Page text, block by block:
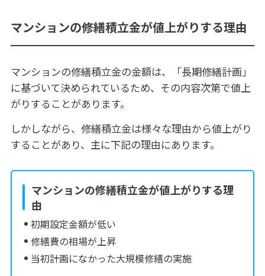
マンションの修繕積立金が値上がりする理由
マンションの修繕積立金の金額は、「長期修繕計画」
に基づいて決められているため、その内容次第で値上
がりすることがあります。
しかしながら、修繕積立金は様々な理由から値上がり
することがあり、主に下記の理由にあります。
マンションの修繕積立金が値上がりする理
由
初期設定金額が低い
修繕費の相場が上昇
当初計画になかった大規模修繕の実施